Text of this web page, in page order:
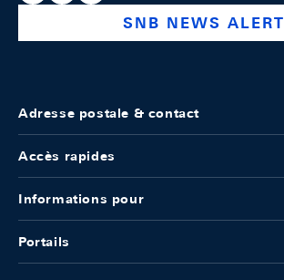
SNB NEWS ALERT
Adresse postale & contact
Accès rapides
Informations pour
Portails